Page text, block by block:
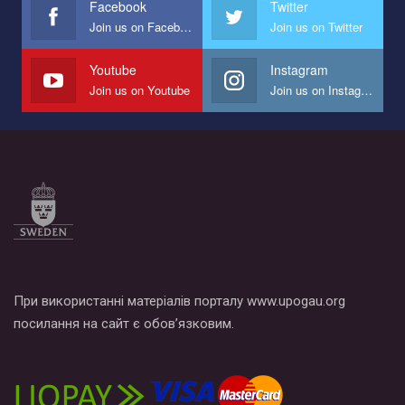
Мы просим вас поддержать нас и помочь нам реализовать
наш план по борьбе с насилием и дискриминацией на почве
СОГИ в Украине.
Все, что вам нужно сделать - это зайти на наш канал YouTube
Facebook
Join us on Facebook
Twitter
Join us on Twitter
Youtube
Join us on Youtube
Instagram
Join us on Instagram
При використанні матеріалів порталу www.upogau.org
посилання на сайт є обов’язковим.